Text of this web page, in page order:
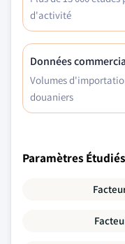
d'activité
Données
Volumes
douaniers
Paramètres